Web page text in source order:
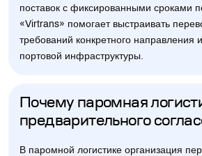
поставок с фиксированными сроками
«Virtrans» помогает выстраивать
требований конкретного направления
портовой инфраструктуры.
Почему паромная
предварительного
В паромной логистике организация